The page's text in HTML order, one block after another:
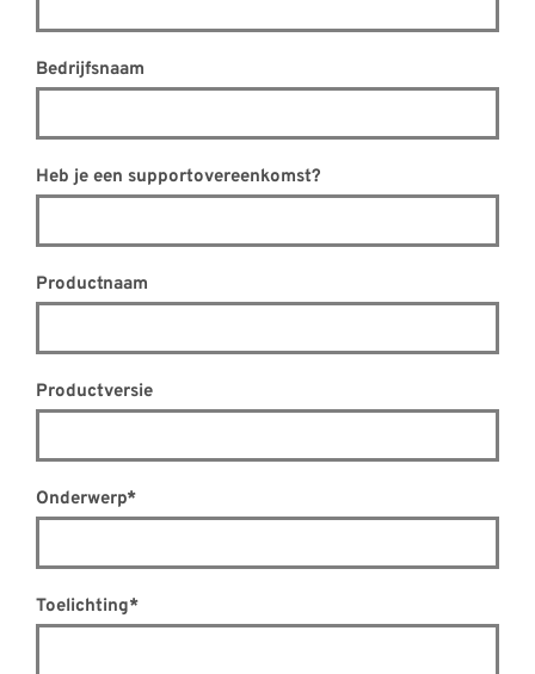
Bedrijfsnaam
Heb je een supportovereenkomst?
Productnaam
Productversie
Onderwerp*
Toelichting*